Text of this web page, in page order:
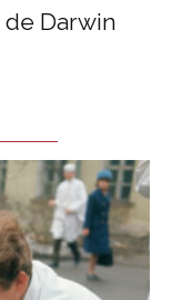
Darwin